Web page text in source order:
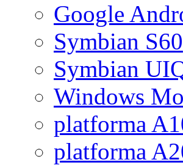
Google
Symbian S60
Symbian
Windows
platforma
platforma